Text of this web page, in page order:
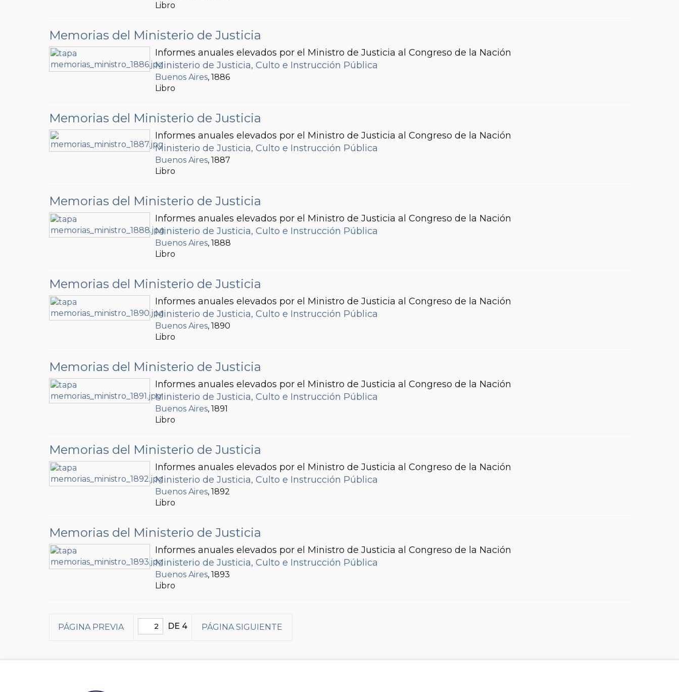
Libro
Memorias del Ministerio de Justicia
Informes anuales elevados por el Ministro de Justicia al Congreso de la Nación
Ministerio de Justicia, Culto e Instrucción Pública
Buenos Aires, 1886
Libro
Memorias del Ministerio de Justicia
Informes anuales elevados por el Ministro de Justicia al Congreso de la Nación
Ministerio de Justicia, Culto e Instrucción Pública
Buenos Aires, 1887
Libro
Memorias del Ministerio de Justicia
Informes anuales elevados por el Ministro de Justicia al Congreso de la Nación
Ministerio de Justicia, Culto e Instrucción Pública
Buenos Aires, 1888
Libro
Memorias del Ministerio de Justicia
Informes anuales elevados por el Ministro de Justicia al Congreso de la Nación
Ministerio de Justicia, Culto e Instrucción Pública
Buenos Aires, 1890
Libro
Memorias del Ministerio de Justicia
Informes anuales elevados por el Ministro de Justicia al Congreso de la Nación
Ministerio de Justicia, Culto e Instrucción Pública
Buenos Aires, 1891
Libro
Memorias del Ministerio de Justicia
Informes anuales elevados por el Ministro de Justicia al Congreso de la Nación
Ministerio de Justicia, Culto e Instrucción Pública
Buenos Aires, 1892
Libro
Memorias del Ministerio de Justicia
Informes anuales elevados por el Ministro de Justicia al Congreso de la Nación
Ministerio de Justicia, Culto e Instrucción Pública
Buenos Aires, 1893
Libro
PÁGINA PREVIA DE 4 PÁGINA SIGUIENTE